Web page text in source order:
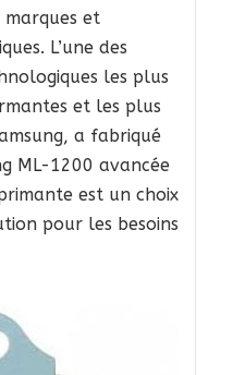
et
L’une des
les plus
et les plus
a fabriqué
ML-1200 avancée
est un choix
pour les besoins